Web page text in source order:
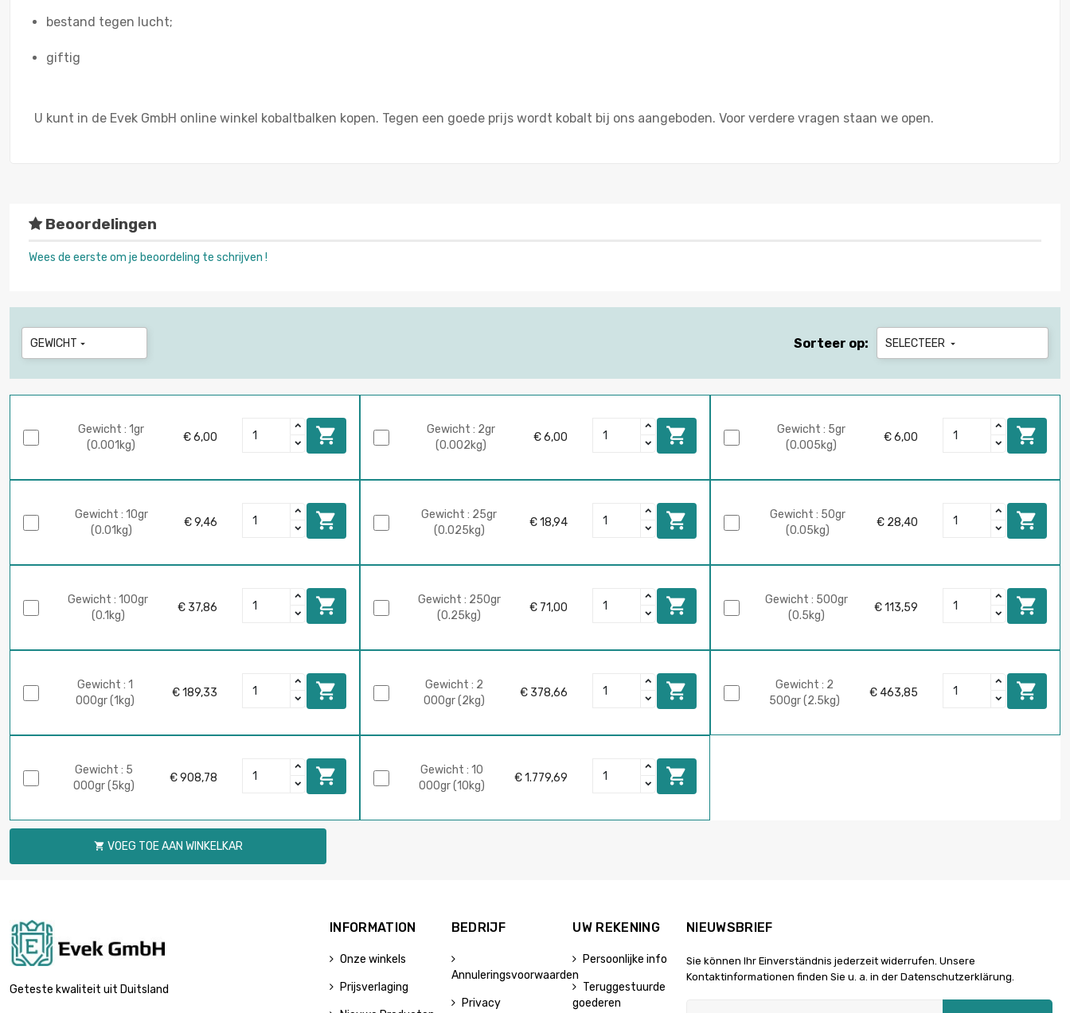
bestand tegen lucht;
giftig
U kunt in de Evek GmbH online winkel kobaltbalken kopen. Tegen een goede prijs wordt kobalt bij ons aangeboden. Voor verdere vragen staan we open.
Beoordelingen
Wees de eerste om je beoordeling te schrijven !
GEWICHT  Sorteer op: SELECTEER 
Gewicht : 1gr
(0.001kg)
€ 6,00 
Gewicht : 2gr
(0.002kg)
€ 6,00 
Gewicht : 5gr
(0.005kg)
€ 6,00 
Gewicht : 10gr
(0.01kg)
€ 9,46 
Gewicht : 25gr
(0.025kg)
€ 18,94 
Gewicht : 50gr
(0.05kg)
€ 28,40 
Gewicht : 100gr
(0.1kg)
€ 37,86 
Gewicht : 250gr
(0.25kg)
€ 71,00 
Gewicht : 500gr
(0.5kg)
€ 113,59 
Gewicht : 1
000gr (1kg)
€ 189,33 
Gewicht : 2
000gr (2kg)
€ 378,66 
Gewicht : 2
500gr (2.5kg)
€ 463,85 
Gewicht : 5
000gr (5kg)
€ 908,78 
Gewicht : 10
000gr (10kg)
€ 1.779,69 
 VOEG TOE AAN WINKELKAR
Geteste kwaliteit uit Duitsland
INFORMATION
Onze winkels
Prijsverlaging
BEDRIJF
Annuleringsvoorwaarden
Privacy
UW REKENING
Persoonlijke info
Teruggestuurde
goederen
NIEUWSBRIEF
Sie können Ihr Einverständnis jederzeit widerrufen. Unsere
Kontaktinformationen finden Sie u. a. in der Datenschutzerklärung.